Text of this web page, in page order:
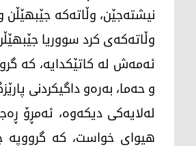
نیشتەجێن، وڵاتەکە جێبهێڵن
وڵاتەکەی کرد سووریا
ئەمەش لە کاتێکدایە، کە
و حەما، بەرەو داگیکردنی
لەلایەکی دیکەوە، ئەمڕۆ
هیوای خواست، کە گرووپە